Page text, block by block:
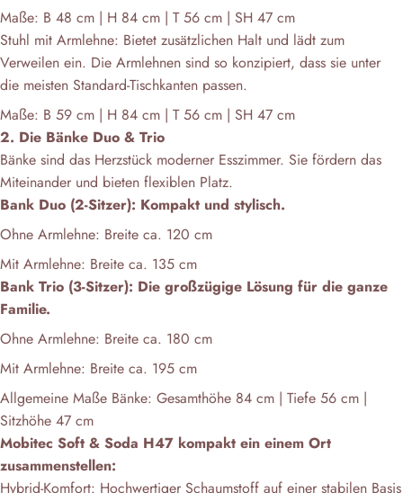
Maße: B 48 cm | H 84 cm | T 56 cm | SH 47 cm
Stuhl mit Armlehne: Bietet zusätzlichen Halt und lädt zum
Verweilen ein. Die Armlehnen sind so konzipiert, dass sie unter
die meisten Standard-Tischkanten passen.
Maße: B 59 cm | H 84 cm | T 56 cm | SH 47 cm
2. Die Bänke Duo & Trio
Bänke sind das Herzstück moderner Esszimmer. Sie fördern das
Miteinander und bieten flexiblen Platz.
Bank Duo (2-Sitzer): Kompakt und stylisch.
Ohne Armlehne: Breite ca. 120 cm
Mit Armlehne: Breite ca. 135 cm
Bank Trio (3-Sitzer): Die großzügige Lösung für die ganze
Familie.
Ohne Armlehne: Breite ca. 180 cm
Mit Armlehne: Breite ca. 195 cm
Allgemeine Maße Bänke: Gesamthöhe 84 cm | Tiefe 56 cm |
Sitzhöhe 47 cm
Mobitec Soft & Soda H47 kompakt ein einem Ort
zusammenstellen:
Hybrid-Komfort: Hochwertiger Schaumstoff auf einer stabilen Basis